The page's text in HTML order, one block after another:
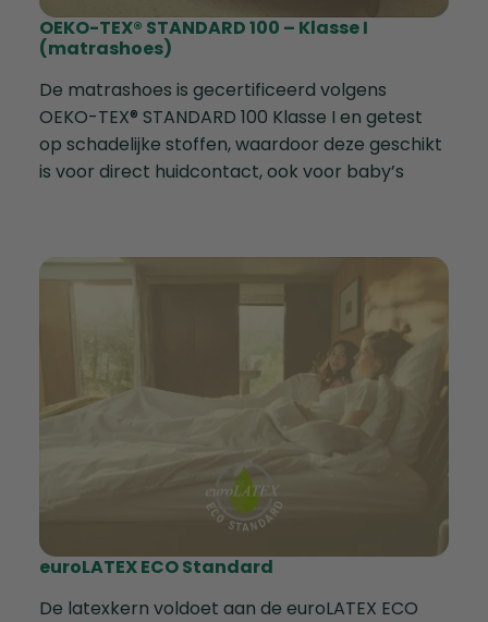
OEKO-TEX® STANDARD 100 – Klasse I
(matrashoes)
De matrashoes is gecertificeerd volgens
OEKO-TEX® STANDARD 100 Klasse I en getest
op schadelijke stoffen, waardoor deze geschikt
is voor direct huidcontact, ook voor baby’s
euroLATEX ECO Standard
De latexkern voldoet aan de euroLATEX ECO